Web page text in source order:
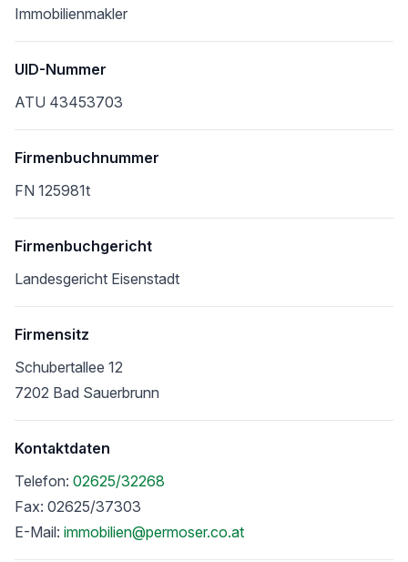
Immobilienmakler
UID-Nummer
ATU 43453703
Firmenbuchnummer
FN 125981t
Firmenbuchgericht
Landesgericht Eisenstadt
Firmensitz
Schubertallee 12
7202 Bad Sauerbrunn
Kontaktdaten
Telefon: 02625/32268
Fax: 02625/37303
E-Mail: immobilien@permoser.co.at